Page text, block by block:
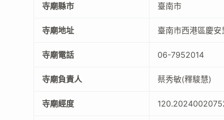
寺廟縣市 臺南市
寺廟地址 臺南市西港區慶
寺廟電話 06-7952014
寺廟負責人 蔡秀敏(釋駿慧)
寺廟經度